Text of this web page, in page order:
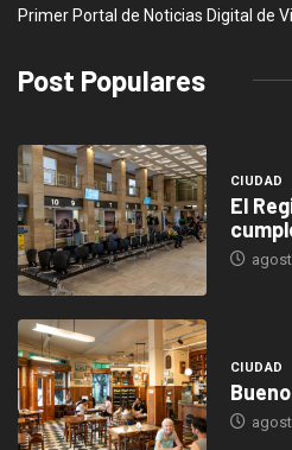
Primer Portal de Noticias Digital de
Post Populares
CIUDAD
El
CIUDAD